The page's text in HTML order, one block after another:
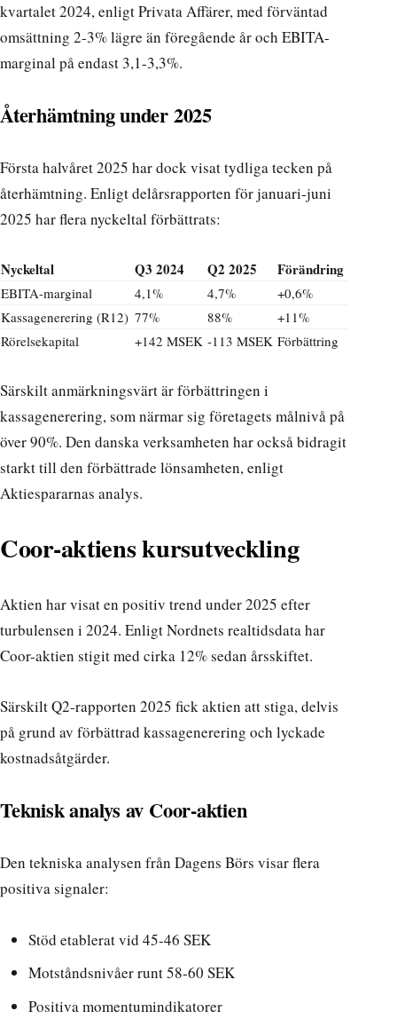
kvartalet 2024, enligtPrivata Affärer, med förväntad
omsättning 2-3% lägre än föregående år och EBITA-
marginal på endast 3,1-3,3%.
Återhämtning under 2025
Första halvåret 2025 har dock visat tydliga tecken på
återhämtning. Enligtdelårsrapporten för januari-juni
2025 har flera nyckeltal förbättrats:
Nyckeltal Q3 2024 Q2 2025 Förändring
EBITA-marginal 4,1% 4,7%
+0,6%
Kassagenerering (R12) 77% 88%
+11%
Rörelsekapital
+142 MSEK -113 MSEK Förbättring
Särskilt anmärkningsvärt är förbättringen i
kassagenerering, som närmar sig företagets målnivå på
över 90%. Den danska verksamheten har också bidragit
starkt till den förbättrade lönsamheten, enligt
Aktiespararnas analys.
Coor-aktiens kursutveckling
Aktien har visat en positiv trend under 2025 efter
turbulensen i 2024. EnligtNordnets realtidsdata har
Coor-aktien stigit med cirka 12% sedan årsskiftet.
Särskilt Q2-rapporten 2025 fickaktien att stiga, delvis
på grund av förbättrad kassagenerering och lyckade
kostnadsåtgärder.
Teknisk analys av Coor-aktien
Den tekniska analysen från Dagens Börs visar flera
positiva signaler:
Stöd etablerat vid 45-46 SEK
Motståndsnivåer runt 58-60 SEK
Positiva momentumindikatorer